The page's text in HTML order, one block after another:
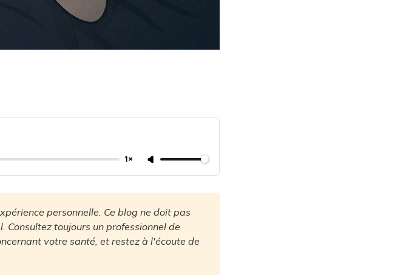
1×
personnelle. Ce blog ne doit pas
Consultez toujours un professionnel de
votre santé, et restez à l'écoute de